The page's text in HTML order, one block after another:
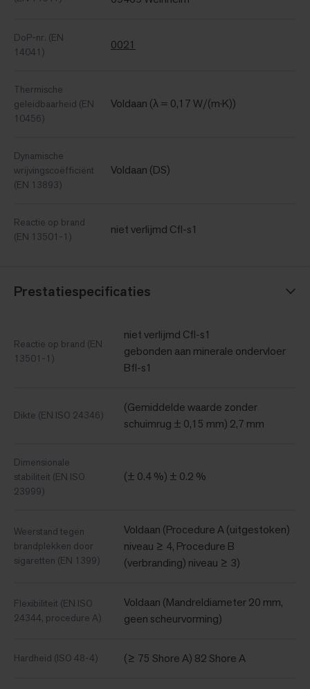
DoP-nr. (EN
14041)
0021
Thermische
geleidbaarheid (EN
10456)
Voldaan (λ = 0,17 W/(m·K))
Dynamische
wrijvingscoëfficiënt
(EN 13893)
Voldaan (DS)
Reactie op brand
(EN 13501-1)
niet verlijmd Cfl-s1
Prestatiespecificaties
Reactie op brand (EN
13501-1)
niet verlijmd Cfl-s1
gebonden aan minerale ondervloer
Bfl-s1
Dikte (EN ISO 24346)
(Gemiddelde waarde zonder
schuimrug ± 0,15 mm) 2,7 mm
Dimensionale
stabiliteit (EN ISO
23999)
(± 0.4 %) ± 0.2 %
Weerstand tegen
brandplekken door
sigaretten (EN 1399)
Voldaan (Procedure A (uitgestoken)
niveau ≥ 4, Procedure B
(verbranding) niveau ≥ 3)
Flexibiliteit (EN ISO
24344, procedure A)
Voldaan (Mandreldiameter 20 mm,
geen scheurvorming)
Hardheid (ISO 48-4) (≥ 75 Shore A) 82 Shore A